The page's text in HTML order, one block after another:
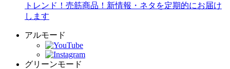
トレンド！売筋商品！新情報・ネタを定期的にお届け
します
アルモード
グリーンモード